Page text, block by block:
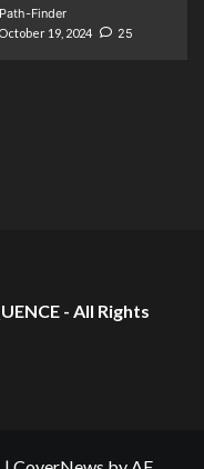
Path-Finder
October 19, 2024 25
- All Rights